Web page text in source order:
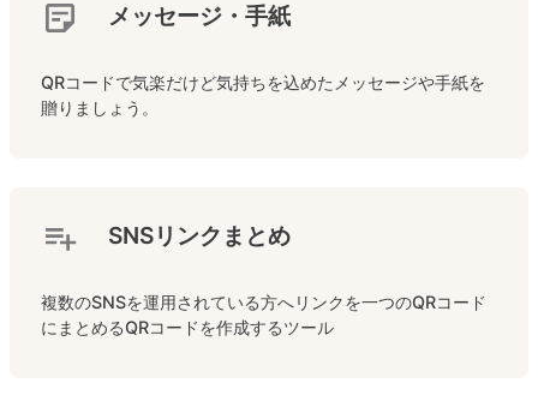
メッセージ・手紙
QRコードで気楽だけど気持ちを込めたメッセージや手紙を
贈りましょう。
SNSリンクまとめ
複数のSNSを運用されている方へリンクを一つのQRコード
にまとめるQRコードを作成するツール